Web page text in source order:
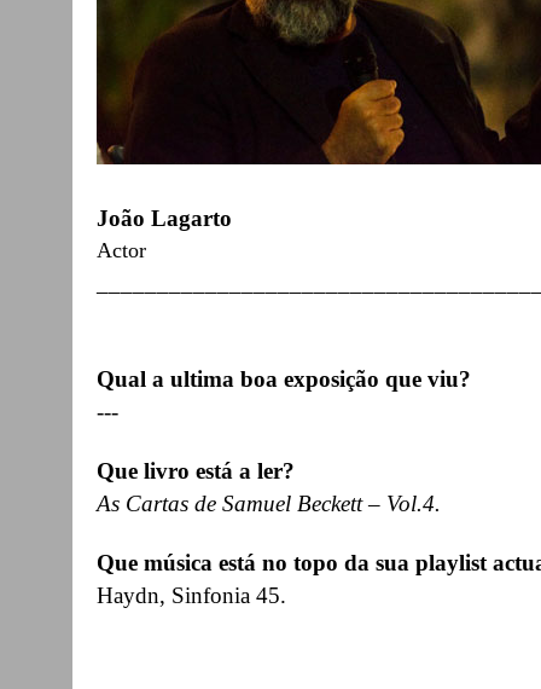
João Lagarto
Actor
Qual a ultima boa exposição que viu?
---
Que livro está a ler?
As Cartas de Samuel Beckett – Vol.4.
Que música está no topo da sua playlist
Haydn, Sinfonia 45.